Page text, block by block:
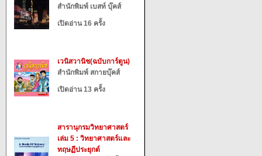
สำนักพิมพ์ เบสท์ บุ๊คส์
เปิดอ่าน 16 ครั้ง
เวนิสวานิช(ฉบับการ์ตูน)
สำนักพิมพ์ สกายบุ๊คส์
เปิดอ่าน 13 ครั้ง
สารานุกรมวิทยาศาสตร์
เล่ม 5 : วิทยาศาสตร์และ
ทฤษฏีประยุกต์